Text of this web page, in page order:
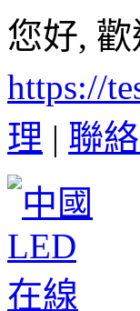
您好,
https://
理 | 聯